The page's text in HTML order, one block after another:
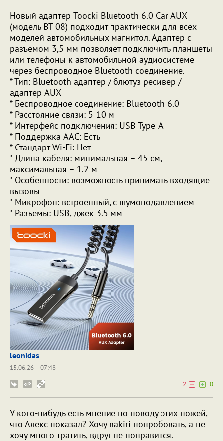
Новый адаптер Toocki Bluetooth 6.0 Car AUX
(модель BT-08) подходит практически для всех
моделей автомобильных магнитол. Адаптер с
разъемом 3,5 мм позволяет подключить планшеты
или телефоны к автомобильной аудиосистеме
через беспроводное Bluetooth соединение.
* Тип: Bluetooth адаптер / блютуз ресивер /
адаптер AUX
* Беспроводное соединение: Bluetooth 6.0
* Расстояние связи: 5-10 м
* Интерфейс подключения: USB Type-A
* Поддержка AAC: Есть
* Стандарт Wi-Fi: Нет
* Длина кабеля: минимальная – 45 см,
максимальная – 1.2 м
* Особенности: возможность принимать входящие
вызовы
* Микрофон: встроенный, с шумоподавлением
* Разъемы: USB, джек 3.5 мм
leonidas
15.06.26
07:48
2
0
У кого-нибудь есть мнение по поводу этих ножей,
что Алекс показал? Хочу nakiri попробовать, а не
хочу много тратить, вдруг не понравится.